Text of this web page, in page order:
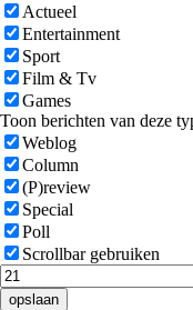
Actueel
Entertainment
Sport
Film & Tv
Games
Toon berichten van deze
Weblog
Column
(P)review
Special
Poll
Scrollbar gebruiken
opslaan